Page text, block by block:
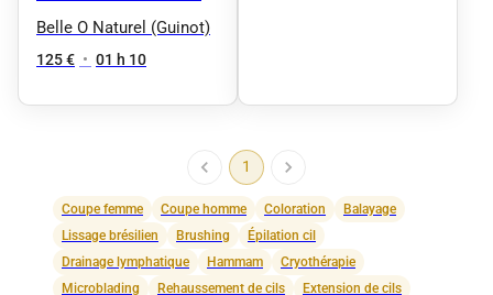
Teinture Cils +
massage nuque et
Belle O Naturel (Guinot)
125 € • 01 h 10
1
Coupe femme Coupe homme Coloration
Balayage
Lissage brésilien
Brushing
Épilation cil
Drainage lymphatique
Hammam
Cryothérapie
Microblading
Rehaussement de cils
Extension de cils